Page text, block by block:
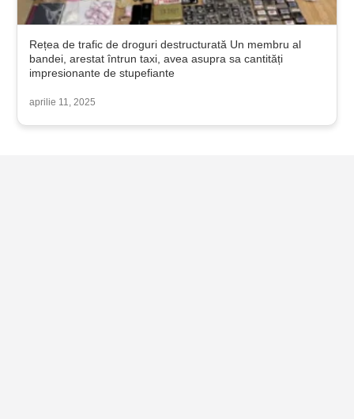
Rețea de trafic de droguri destructurată Un membru al
bandei, arestat întrun taxi, avea asupra sa cantități
impresionante de stupefiante
aprilie 11, 2025